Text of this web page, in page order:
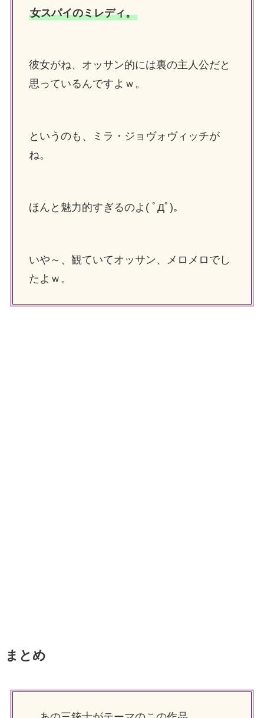
女スパイのミレディ。
彼女がね、オッサン的には裏の主人公だと
思っているんですよｗ。
というのも、ミラ・ジョヴォヴィッチが
ね。
ほんと魅力的すぎるのよ( ﾟДﾟ)。
いや～、観ていてオッサン、メロメロでし
たよｗ。
まとめ